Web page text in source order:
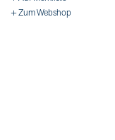
+ Zum Webshop